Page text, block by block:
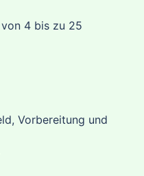
4 bis zu 25
Vorbereitung und